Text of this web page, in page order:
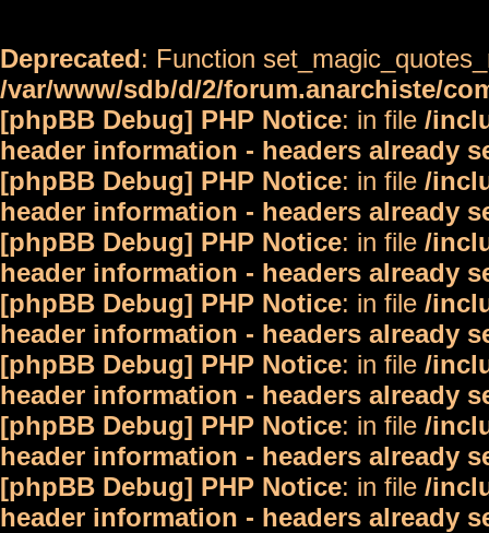
Deprecated: Function
/var/www/sdb/d/2/forum.anarchiste/
[phpBB Debug] PHP Notice: in file /
header information - headers already
[phpBB Debug] PHP Notice: in file /
header information - headers already
[phpBB Debug] PHP Notice: in file /
header information - headers already
[phpBB Debug] PHP Notice: in file /
header information - headers already
[phpBB Debug] PHP Notice: in file /
header information - headers already
[phpBB Debug] PHP Notice: in file /
header information - headers already
[phpBB Debug] PHP Notice: in file /
header information - headers already